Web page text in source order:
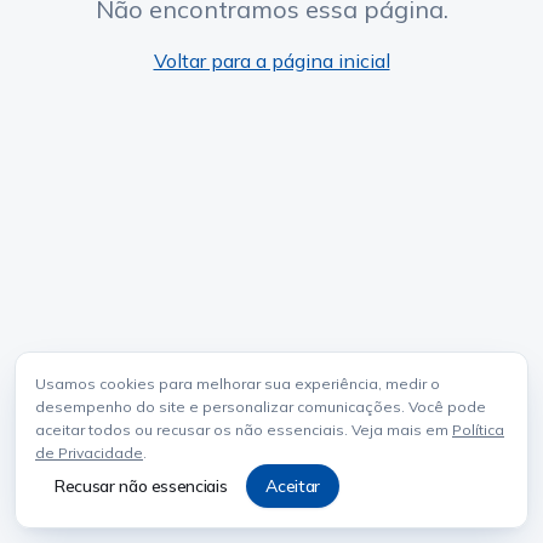
Usamos cookies para melhorar sua experiência, medir o
desempenho do site e personalizar comunicações. Você pode
aceitar todos ou recusar os não essenciais. Veja mais em Política
de Privacidade.
Recusar não essenciais Aceitar
Não encontramos essa página.
Voltar para a página inicial